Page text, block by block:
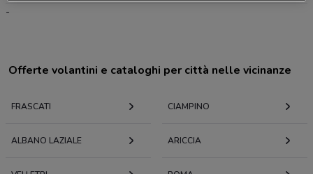
-
Offerte volantini e cataloghi per città nelle vicinanze
FRASCATI CIAMPINO
ALBANO LAZIALE ARICCIA